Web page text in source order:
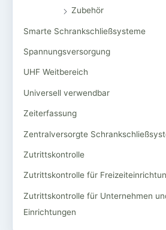
Zubehör
Smarte Schrankschließsysteme
Spannungsversorgung
UHF Weitbereich
Universell verwendbar
Zeiterfassung
Zentralversorgte
Zutrittskontrolle
Zutrittskontrolle für
Zutrittskontrolle für Unternehmen
Einrichtungen